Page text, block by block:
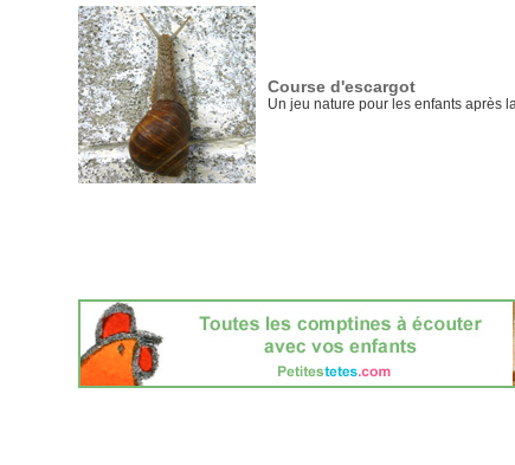
Course d'escargot
Un jeu nature pour les enfants après